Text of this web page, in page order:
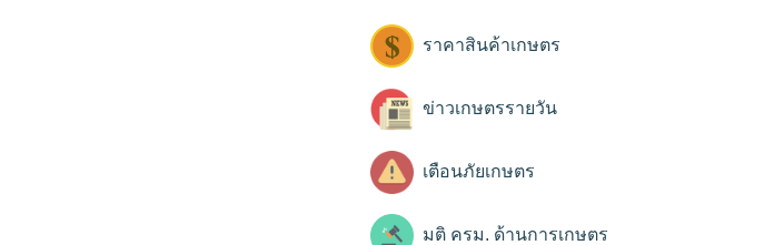
ราคาสินค้าเกษตร
ข่าวเกษตรรายวัน
เตือนภัยเกษตร
มติ ครม. ด้านการเกษตร